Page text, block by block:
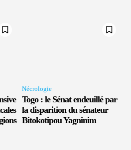
Nécrologie
Togo : le Sénat endeuillé par
la disparition du sénateur
Bitokotipou Yagninim